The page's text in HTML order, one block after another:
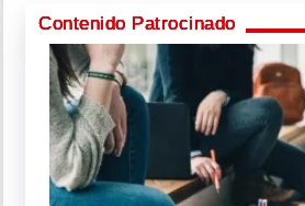
Contenido Patrocinado